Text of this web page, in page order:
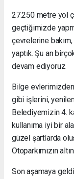
27.250 metre yol
geçtiğimizde
çevrelerine
yaptık. Şu an
devam ediyoruz.
Bilge evlerimizden
gibi işlerini,
Belediyemizin 4.
kullanıma iyi bir
güzel şartlarda
Otoparkımızın
Son aşamaya